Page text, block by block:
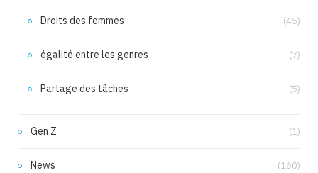
Droits des femmes (45)
égalité entre les genres (7)
Partage des tâches (5)
Gen Z (1)
News (160)